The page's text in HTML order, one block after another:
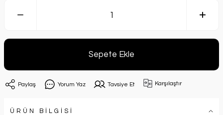
Sepete Ekle
Paylaş Yorum Yaz Tavsiye Et Karşılaştır
ÜRÜN BİLGİSİ